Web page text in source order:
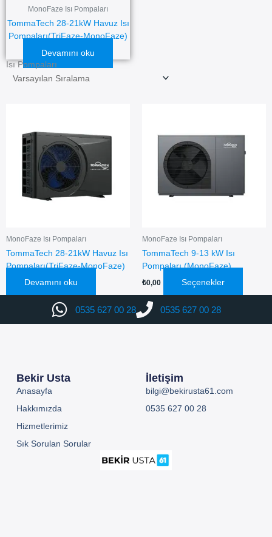
MonoFaze Isı Pompaları
TommaTech 28-21kW Havuz Isı
Pompaları(TriFaze-MonoFaze)
Devamını oku
Isı Pompaları
MonoFaze Isı Pompaları
TommaTech 28-21kW Havuz Isı
Pompaları(TriFaze-MonoFaze)
Devamını oku
MonoFaze Isı Pompaları
TommaTech 9-13 kW Isı
Pompaları (MonoFaze)
₺0,00 Seçenekler
birden
0535 627 00 28 0535 627 00 28
Bekir Usta
Anasayfa
Hakkımızda
Hizmetlerimiz
Sık Sorulan Sorular
İletişim
bilgi@bekirusta61.com
0535 627 00 28